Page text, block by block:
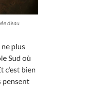
d’eau
plus
Sud où
c’est bien
pensent